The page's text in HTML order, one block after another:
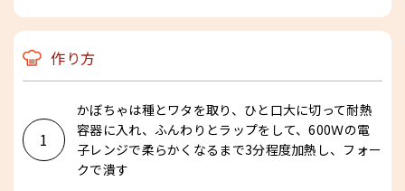
作り方
1
かぼちゃは種とワタを取り、ひと口大に切って耐熱
容器に入れ、ふんわりとラップをして、600Ｗの電
子レンジで柔らかくなるまで3分程度加熱し、フォー
クで潰す